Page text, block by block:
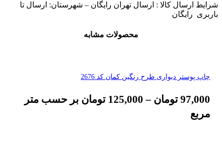
شرایط ارسال کالا : ارسال تهران رایگان – شهرستان: ارسال تا
باربری رایگان
محصولات مشابه
چاپ پوستر دیواری طرح رنگین کمان کد 2676
97,000 تومان –
125,000 تومان بر حسب متر
مربع